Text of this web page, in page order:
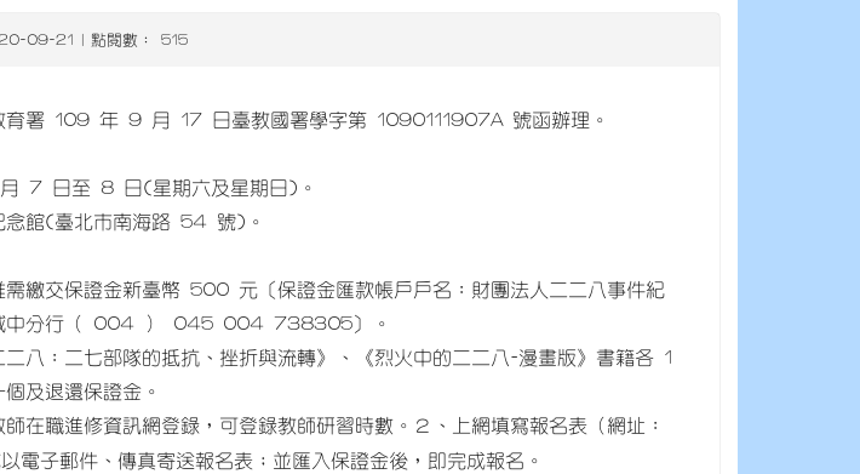
09-21 | 點閱數： 515
育署 109 年 9 月 17 日臺教國署學字第 1090111907A 號函辦理。
7 日至 8 日(星期六及星期日)。
念館(臺北市南海路 54 號)。
繳交保證金新臺幣 500 元〔保證金匯款帳戶戶名：財團法人二二八事件紀
城中分行（ 004 ） 045 004 738305〕。
八：二七部隊的抵抗、挫折與流轉》、《烈火中的二二八-漫畫版》書籍各 1
及退還保證金。
在職進修資訊網登錄，可登錄教師研習時數。２、上網填寫報名表（網址：
電子郵件、傳真寄送報名表；並匯入保證金後，即完成報名。